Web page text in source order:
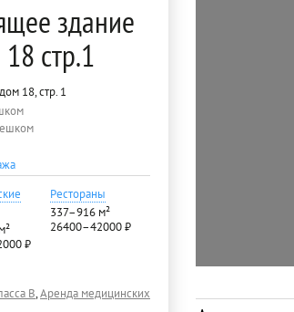
здание
стр.1
18, стр. 1
₽
Рестораны
337–916 м²
26400–42000 ₽
B,Аренда медицинских